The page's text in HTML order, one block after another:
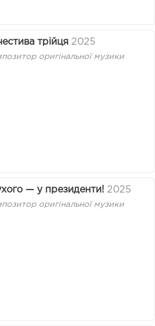
трійця 2025
оригінальної музики
— у президенти! 2025
оригінальної музики